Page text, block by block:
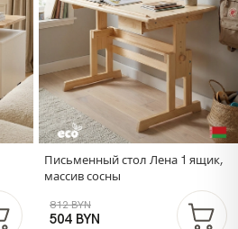
Письменный стол Лена 1 ящик,
массив сосны
812 BYN
504 BYN